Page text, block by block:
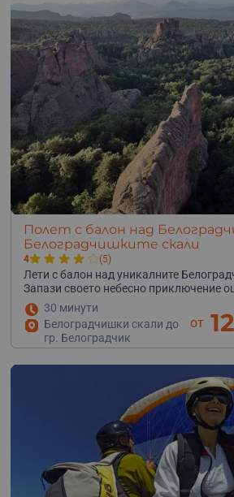
Полет с балон над
Белоградчишките скали
4 (5)
Лети с балон над уникалните
Запази своето небесно приключение
30 минути
Белоградчишки скали до
гр. Белоградчик
от